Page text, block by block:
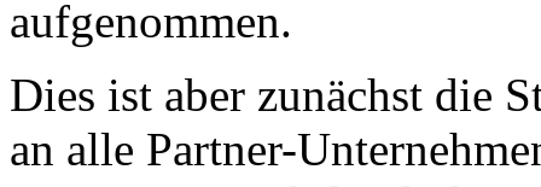
aufgenommen.
Dies ist aber zunächst die
an alle Partner-